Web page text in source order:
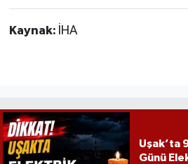
Kaynak: İHA
Uşak’ta
Günü